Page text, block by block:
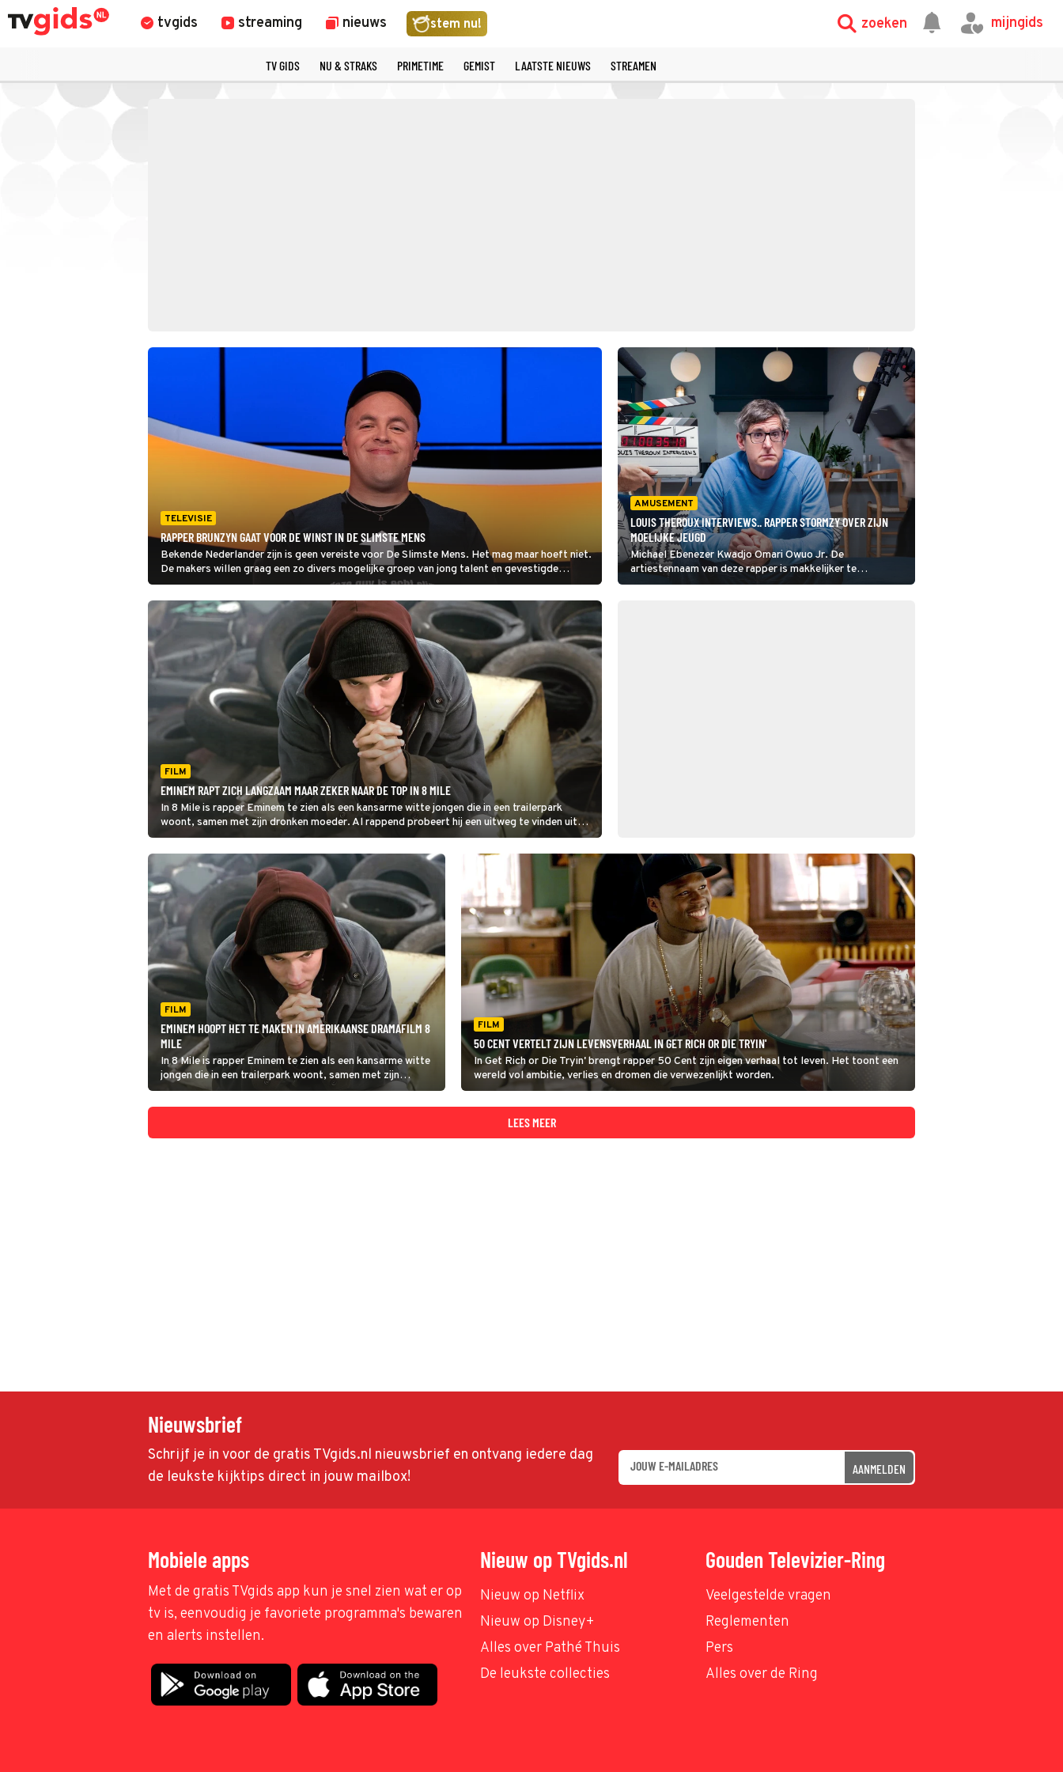
tvgids streaming nieuws stem nu! zoeken mijngids
TV GIDS NU & STRAKS PRIMETIME GEMIST LAATSTE NIEUWS STREAMEN
TELEVISIE
RAPPER BRUNZYN GAAT VOOR DE WINST IN DE SLIMSTE MENS
Bekende Nederlander zijn is geen vereiste voor De Slimste Mens. Het mag maar hoeft niet.
De makers willen graag een zo divers mogelijke groep van jong talent en gevestigde
namen, zoals nieuwe uitdager en rapper Brunzyn.
AMUSEMENT
LOUIS THEROUX INTERVIEWS.. RAPPER STORMZY OVER ZIJN
MOELIJKE JEUGD
Michael Ebenezer Kwadjo Omari Owuo Jr. De
artiestennaam van deze rapper is makkelijker te
onthouden: Stormzy. Louis Theroux praat in Louis
FILM
EMINEM RAPT ZICH LANGZAAM MAAR ZEKER NAAR DE TOP IN 8 MILE
In 8 Mile is rapper Eminem te zien als een kansarme witte jongen die in een trailerpark
woont, samen met zijn dronken moeder. Al rappend probeert hij een uitweg te vinden uit
zijn uitzichtloze leven.
FILM
EMINEM HOOPT HET TE MAKEN IN AMERIKAANSE DRAMAFILM 8
MILE
In 8 Mile is rapper Eminem te zien als een kansarme witte
jongen die in een trailerpark woont, samen met zijn
dronken moeder. Al rappend probeert hij een uitweg te
vinden uit zijn uitzichtloze leven.
FILM
50 CENT VERTELT ZIJN LEVENSVERHAAL IN GET RICH OR DIE TRYIN'
In Get Rich or Die Tryin' brengt rapper 50 Cent zijn eigen verhaal tot leven. Het toont een
wereld vol ambitie, verlies en dromen die verwezenlijkt worden.
LEES MEER
Nieuwsbrief
Schrijf je in voor de gratis TVgids.nl nieuwsbrief en ontvang iedere dag
de leukste kijktips direct in jouw mailbox!
AANMELDEN
Mobiele apps
Met de gratis TVgids app kun je snel zien wat er op
tv is, eenvoudig je favoriete programma's bewaren
en alerts instellen.
Nieuw op TVgids.nl
Nieuw op Netflix
Nieuw op Disney+
Alles over Pathé Thuis
De leukste collecties
Gouden Televizier-Ring
Veelgestelde vragen
Reglementen
Pers
Alles over de Ring